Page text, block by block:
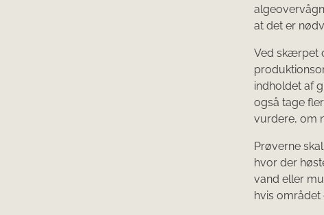
at det er
Ved skærpet
indholdet af
også tage
vurdere, om
Prøverne
hvor der
vand eller
hvis